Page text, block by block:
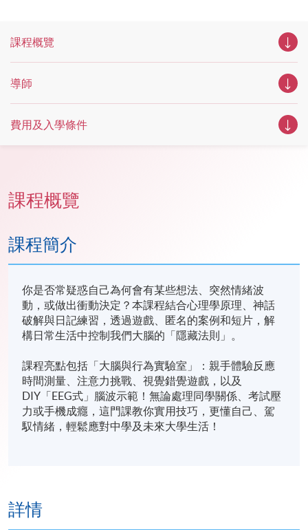
課程概覽
導師
費用及入學條件
課程概覽
課程簡介
你是否常疑惑自己為何會有某些想法、突然情緒波
動，或做出衝動決定？本課程結合心理學原理、神話
破解與日記練習，透過遊戲、匿名的案例和短片，解
構日常生活中控制我們大腦的「隱藏法則」。​
課程亮點包括「大腦與行為實驗室」：親手體驗反應
時間測量、注意力挑戰、視覺錯覺遊戲，以及
DIY「EEG式」腦波示範！無論處理同學關係、考試壓
力或手機成癮，這門課教你實用技巧，更懂自己、駕
馭情緒，輕鬆應對中學及未來大學生活！​
詳情